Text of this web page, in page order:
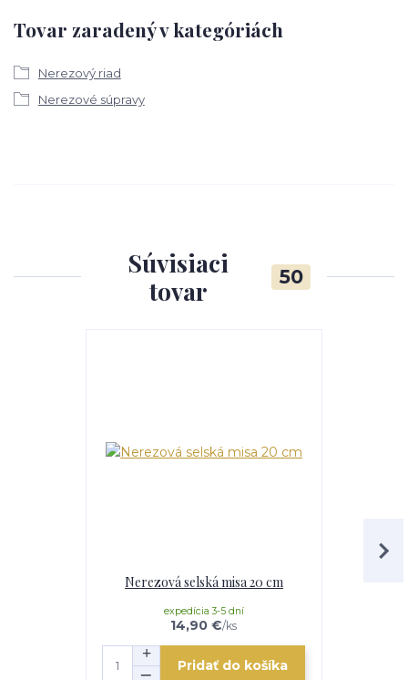
Tovar zaradený v kategóriách
Nerezový riad
Nerezové súpravy
Súvisiaci
tovar
50
Nerezová selská misa 20 cm
14,90 €/ks
expedícia 3-5 dní
Pridať do košíka